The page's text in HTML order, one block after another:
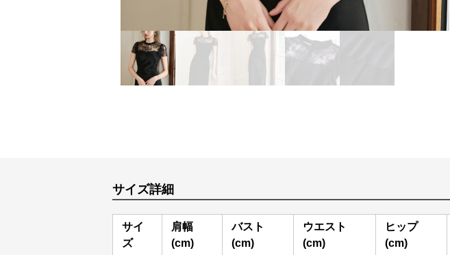
サイズ詳細
サイ
ズ
肩幅
(cm)
バスト
(cm)
ウエスト
(cm)
ヒップ
(cm)